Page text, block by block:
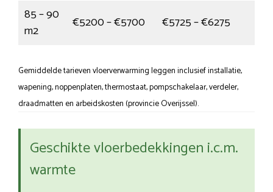
85 – 90
m2
€5200 – €5700 €5725 – €6275
Gemiddelde tarieven vloerverwarming leggen inclusief installatie,
wapening, noppenplaten, thermostaat, pompschakelaar, verdeler,
draadmatten en arbeidskosten (provincie Overijssel).
Geschikte vloerbedekkingen i.c.m.
warmte